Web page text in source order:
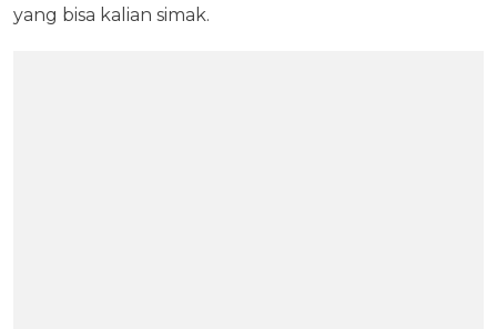
yang bisa kalian simak.